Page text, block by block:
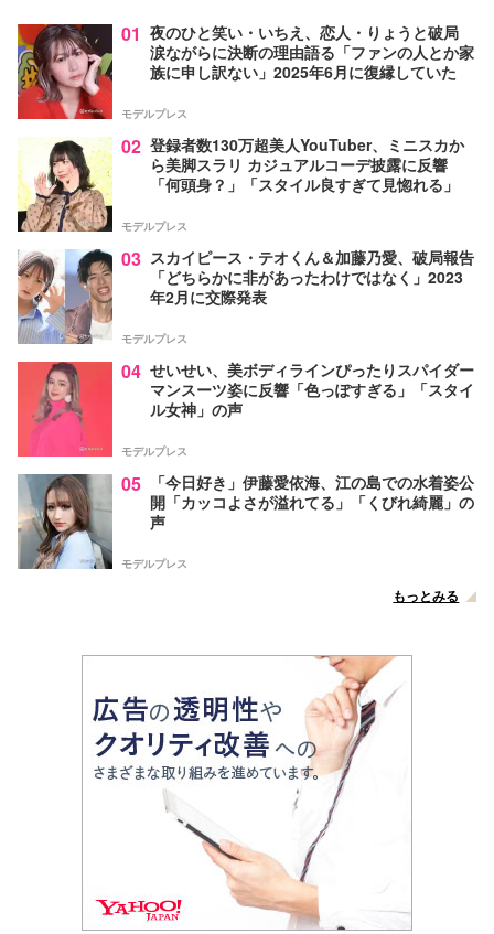
01 夜のひと笑い・いちえ、恋人・りょうと破局
涙ながらに決断の理由語る「ファンの人とか家
族に申し訳ない」2025年6月に復縁していた
モデルプレス
02 登録者数130万超美人YouTuber、ミニスカか
ら美脚スラリ カジュアルコーデ披露に反響
「何頭身？」「スタイル良すぎて見惚れる」
モデルプレス
03 スカイピース・テオくん＆加藤乃愛、破局報告
「どちらかに非があったわけではなく」2023
年2月に交際発表
モデルプレス
04 せいせい、美ボディラインぴったりスパイダー
マンスーツ姿に反響「色っぽすぎる」「スタイ
ル女神」の声
モデルプレス
05
「今日好き」伊藤愛依海、江の島での水着姿公
開「カッコよさが溢れてる」「くびれ綺麗」の
声
モデルプレス
もっとみる